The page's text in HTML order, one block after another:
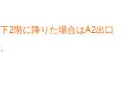
2階に降りた場合はA2出口